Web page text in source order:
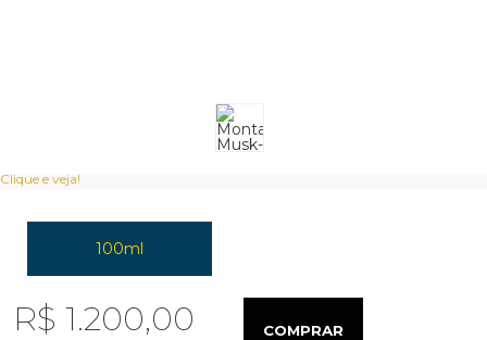
Clique e veja!
100ml
R$ 1.200,00 COMPRAR